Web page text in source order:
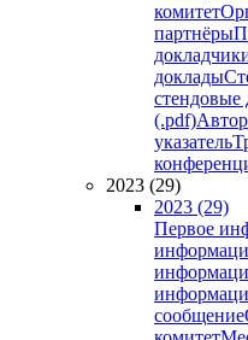
комитет
партнёры
доклады
стендовые
(.pdf)
указатель
2023 (29)
2023 (29)
Первое
сообщение